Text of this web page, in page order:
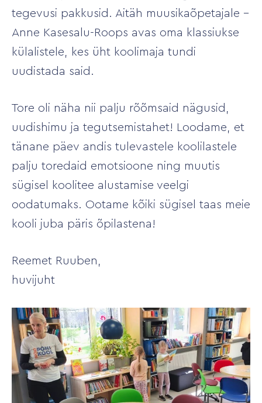
tegevusi pakkusid. Aitäh muusikaõpetajale –
Anne Kasesalu-Roops avas oma klassiukse
külalistele, kes üht koolimaja tundi
uudistada said.
Tore oli näha nii palju rõõmsaid nägusid,
uudishimu ja tegutsemistahet! Loodame, et
tänane päev andis tulevastele koolilastele
palju toredaid emotsioone ning muutis
sügisel koolitee alustamise veelgi
oodatumaks. Ootame kõiki sügisel taas meie
kooli juba päris õpilastena!
Reemet Ruuben,
huvijuht